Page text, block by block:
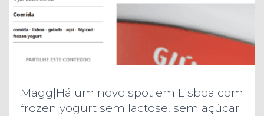
Magg|Há um novo spot em Lisboa com
frozen yogurt sem lactose, sem açúcar